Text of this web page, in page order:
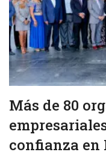
Más de 80
confianza en